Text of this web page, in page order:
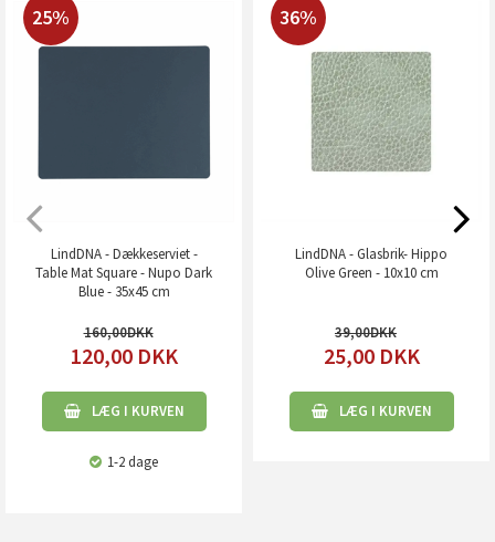
25%
LindDNA - Dækkeserviet -
Table Mat Square - Nupo Dark
Blue - 35x45 cm
160,00
120,00 DKK
LÆG I KURVEN
1-2 dage
36%
LindDNA - Glasbrik- Hippo
Olive Green - 10x10 cm
39,00
25,00 DKK
LÆG I KURVEN